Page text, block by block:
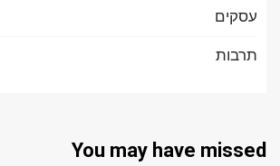
עסקים
תרבות
You may have missed